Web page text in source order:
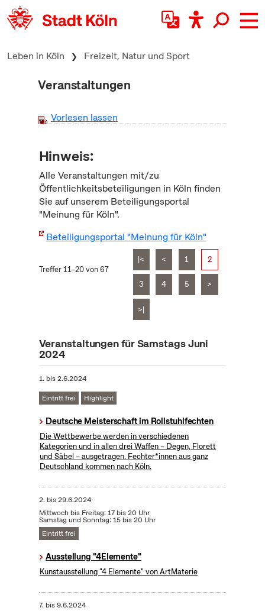
zum Inhalt springen
Leben in Köln Freizeit, Natur und Sport
Veranstaltungen
Vorlesen lassen
Hinweis:
Alle Veranstaltungen mit/zu
Öffentlichkeitsbeteiligungen in Köln finden
Sie auf unserem Beteiligungsportal
"Meinung für Köln".
Beteiligungsportal "Meinung für Köln"
Treffer 11–20 von 67
|< < 1 2
3 4 5 >
>|
Veranstaltungen für Samstags Juni
2024
1. bis2.6.2024
Eintritt frei Highlight
Deutsche Meisterschaft im Rollstuhlfechten
Die Wettbewerbe werden in verschiedenen
Kategorien und in allen drei Waffen – Degen, Florett
und Säbel – ausgetragen. Fechter*innen aus ganz
Deutschland kommen nach Köln.
2. bis29.6.2024
Mittwoch bis Freitag: 17 bis 20 Uhr
Samstag und Sonntag: 15 bis 20 Uhr
Eintritt frei
Ausstellung "4Elemente"
Kunstausstellung "4 Elemente" von ArtMaterie
7. bis9.6.2024